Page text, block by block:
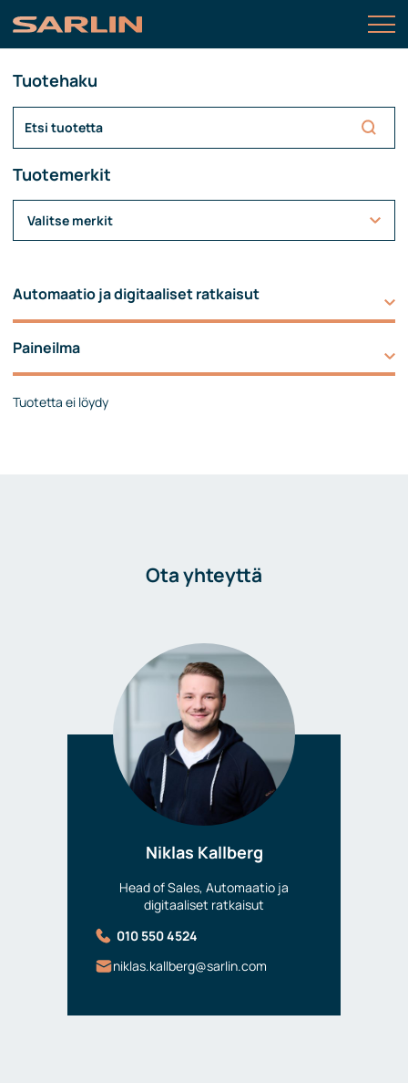
Tuotehaku
Tuotemerkit
Valitse merkit
Automaatio ja digitaaliset ratkaisut
Paineilma
Tuotetta ei löydy
Ota yhteyttä
Niklas Kallberg
Head of Sales, Automaatio ja
digitaaliset ratkaisut
010 550 4524
niklas.kallberg@sarlin.com